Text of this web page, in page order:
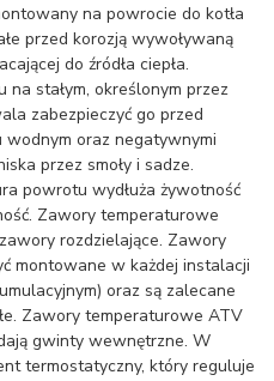
na powrocie do kotła
przed korozją wywoływaną
do źródła ciepła.
stałym, określonym przez
zabezpieczyć go przed
wodnym oraz negatywnymi
przez smoły i sadze.
powrotu wydłuża żywotność
Zawory temperaturowe
rozdzielające. Zawory
montowane w każdej instalacji
oraz są zalecane
Zawory temperaturowe ATV
gwinty wewnętrzne. W
termostatyczny, który reguluje